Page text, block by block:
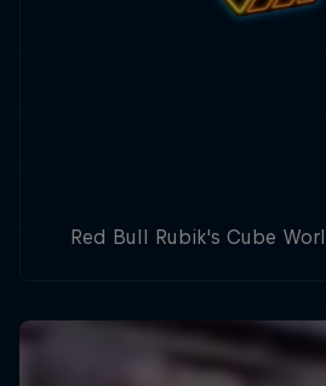
Red Bull Rubik's Cube